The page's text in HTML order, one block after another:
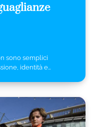
sono semplici
identità e…